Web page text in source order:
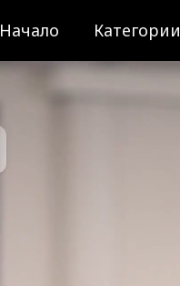
Начало Категории